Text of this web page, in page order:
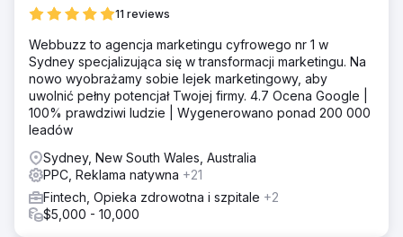
11 reviews
Webbuzz to agencja marketingu cyfrowego nr 1 w
Sydney specjalizująca się w transformacji marketingu. Na
nowo wyobrażamy sobie lejek marketingowy, aby
uwolnić pełny potencjał Twojej firmy. 4.7 Ocena Google |
100% prawdziwi ludzie | Wygenerowano ponad 200 000
leadów
Sydney, New South Wales, Australia
PPC, Reklama natywna +21
Fintech, Opieka zdrowotna i szpitale +2
$5,000 - 10,000